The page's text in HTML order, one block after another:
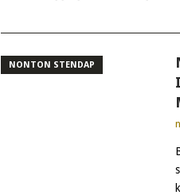
NONTON STENDAP